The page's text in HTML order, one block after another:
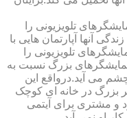
تلویزیونی را
آنها آپارتمان هایی با
تلویزیونی را
بزرگ نسبت به
می آید.درواقع این
بزرگ در خانه ای کوچک
و مشتری برای آیتمی